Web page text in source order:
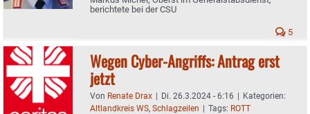
berichtete bei der CSU
5
Wegen Cyber-Angriffs: Antrag erst
jetzt
Von Renate Drax | Di. 26.3.2024 - 6:16 | Kategorien:
Altlandkreis WS, Schlagzeilen | Tags: ROTT